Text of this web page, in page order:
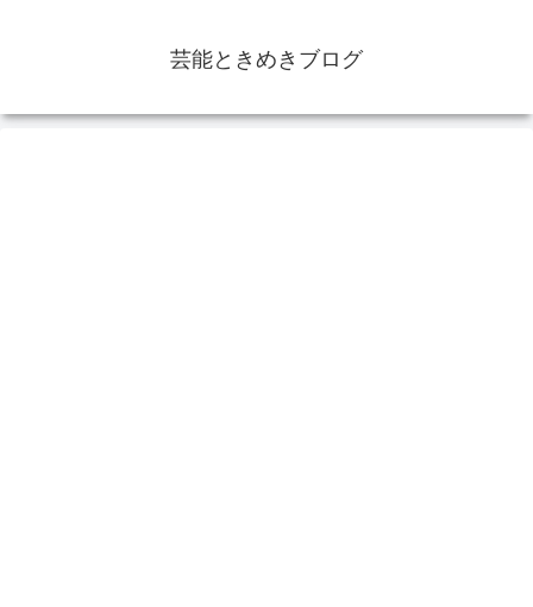
芸能ときめきブログ